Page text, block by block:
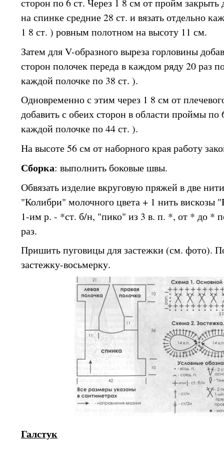
на спинке средние 28 ст. и вязать отдельно
1 8 ст. ) ровным полотном на высоту 11 см.
Затем для V-образного выреза горловины
сторон полочек переда в каждом ряду 20 раз
каждой полочке по 38 ст. ).
Одновременно с этим через 1 8 см от
добавить с обеих сторон в области проймы по
каждой полочке по 44 ст. ).
На высоте 56 см от наборного края работу
Сборка: выполнить боковые швы.
Обвязать изделие вкруговую пряжей в две
"Колибри" молочного цвета + 1 нить
1-им р. - *ст. б/н, "пико" из 3 в. п. *, от * до *
раз.
Пришить пуговицы для застежки (см. фото).
застежку-восьмерку.
Галстук